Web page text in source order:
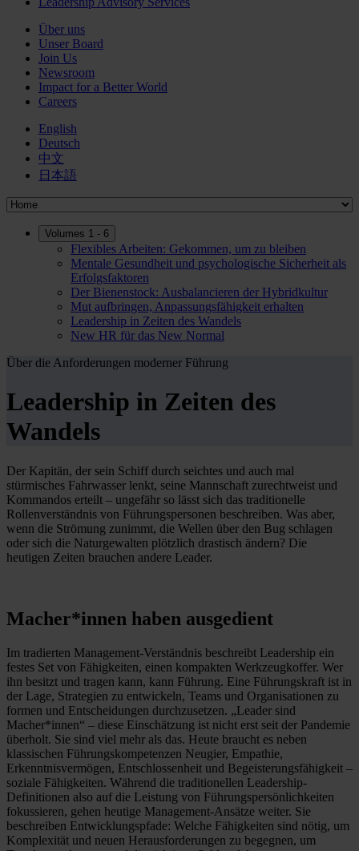
Über uns
Unser Board
Join Us
Newsroom
Impact for a Better World
Careers
English
Deutsch
中文
日本語
Volumes 1 - 6
Flexibles Arbeiten: Gekommen, um zu bleiben
Mentale Gesundheit und psychologische Sicherheit als
Erfolgsfaktoren
Der Bienenstock: Ausbalancieren der Hybridkultur
Mut aufbringen, Anpassungsfähigkeit erhalten
Leadership in Zeiten des Wandels
New HR für das New Normal
Über die Anforderungen moderner Führung
Leadership in Zeiten des
Wandels
Der Kapitän, der sein Schiff durch seichtes und auch mal
stürmisches Fahrwasser lenkt, seine Mannschaft zurechtweist und
Kommandos erteilt – ungefähr so lässt sich das traditionelle
Rollenverständnis von Führungspersonen beschreiben. Was aber,
wenn die Strömung zunimmt, die Wellen über den Bug schlagen
oder sich die Naturgewalten plötzlich drastisch ändern? Die
heutigen Zeiten brauchen andere Leader.
Macher*innen haben ausgedient
Im tradierten Management-Verständnis beschreibt Leadership ein
festes Set von Fähigkeiten, einen kompakten Werkzeugkoffer. Wer
ihn besitzt und tragen kann, kann Führung. Eine Führungskraft ist in
der Lage, Strategien zu entwickeln, Teams und Organisationen zu
formen und Entscheidungen durchzusetzen. „Leader sind
Macher*innen“ – diese Einschätzung ist nicht erst seit der Pandemie
überholt. Sie sind viel mehr als das. Heute braucht es neben
klassischen Führungskompetenzen Neugier, Empathie,
Erkenntnisvermögen, Entschlossenheit und Begeisterungsfähigkeit –
soziale Fähigkeiten. Während die traditionellen Leadership-
Definitionen also auf die Leistung von Führungspersönlichkeiten
fokussieren, gehen heutige Management-Ansätze weiter. Sie
beschreiben Entwicklungspfade: Welche Fähigkeiten sind nötig, um
Komplexität und neuen Herausforderungen zu begegnen, um